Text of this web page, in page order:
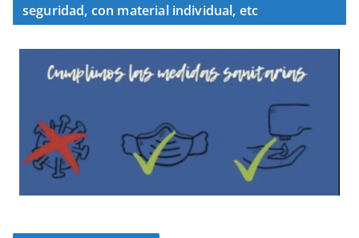
seguridad, con material individual, etc